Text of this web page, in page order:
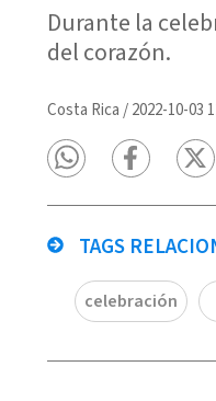
Durante la
del corazón.
Costa Rica /2022-10-03
TAGS
celebración